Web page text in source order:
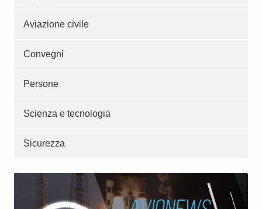
Aviazione civile
Convegni
Persone
Scienza e tecnologia
Sicurezza